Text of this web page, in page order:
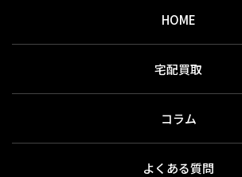
HOME
宅配買取
コラム
よくある質問